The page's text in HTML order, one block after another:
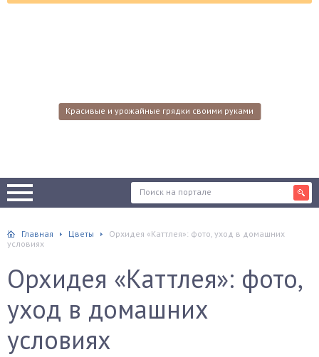
Красивые и урожайные грядки своими руками
Главная Цветы
Орхидея «Каттлея»: фото, уход в домашних
условиях
Орхидея «Каттлея»: фото,
уход в домашних
условиях